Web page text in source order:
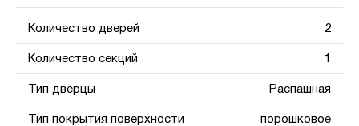
Количество дверей 2
Количество секций 1
Тип дверцы Распашная
Тип покрытия поверхности порошковое